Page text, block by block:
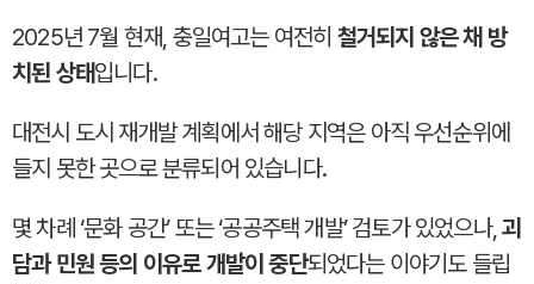
2025년 7월 현재, 충일여고는 여전히 철거되지 않은 채 방
치된 상태입니다.
대전시 도시 재개발 계획에서 해당 지역은 아직 우선순위에
들지 못한 곳으로 분류되어 있습니다.
몇 차례 ‘문화 공간’ 또는 ‘공공주택 개발’ 검토가 있었으나,괴
담과 민원 등의 이유로 개발이 중단되었다는 이야기도 들립